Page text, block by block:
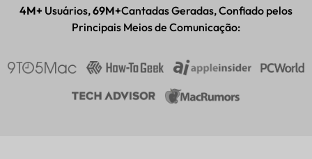
4M+ Usuários,69M+Cantadas Geradas, Confiado pelos
Principais Meios de Comunicação: